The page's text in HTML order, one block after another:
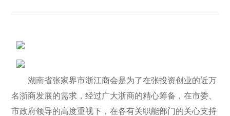
湖南省张家界市浙江商会是为了在张投资创业的近万
名浙商发展的需求，经过广大浙商的精心筹备，在市委、
市政府领导的高度重视下，在各有关职能部门的关心支持